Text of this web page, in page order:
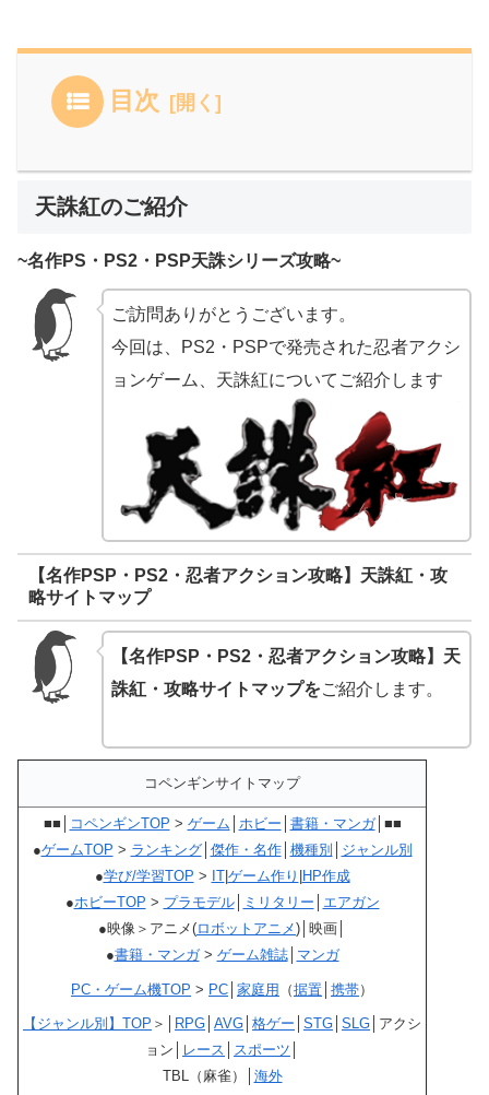
目次
天誅紅のご紹介
~名作PS・PS2・PSP天誅シリーズ攻略~
ご訪問ありがとうございます。
今回は、PS2・PSPで発売された忍者アクシ
ョンゲーム、天誅紅についてご紹介します
【名作PSP・PS2・忍者アクション攻略】天誅紅・攻
略サイトマップ
【名作PSP・PS2・忍者アクション攻略】天
誅紅・攻略サイトマップをご紹介します。
コペンギンサイトマップ
■■│ コペンギンTOP > ゲーム ホビー 書籍・マンガ│■■
●ゲームTOP > ランキング│ 傑作・名作│ 機種別
ジャンル別
●学び/学習TOP > IT| ゲーム作り HP作成
●ホビーTOP > プラモデル│ ミリタリー
エアガン
●映像＞アニメ(ロボットアニメ)│映画│
●書籍・マンガ> ゲーム雑誌│ マンガ
PC・ゲーム機TOP > PC 家庭用 （据置 携帯）
【ジャンル別】TOP ＞│ RPG AVG 格ゲー STG SLG │アクシ
ョン│
レース スポーツ
TBL（麻雀）│ 海外